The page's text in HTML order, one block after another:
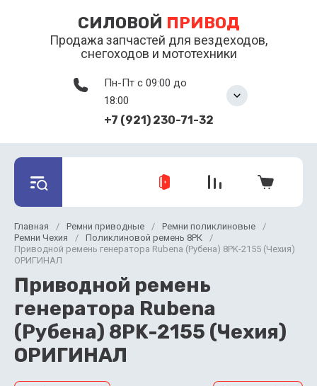
СИЛОВОЙ ПРИВОД
Продажа запчастей для вездеходов,
снегоходов и мототехники
Пн-Пт с 09:00 до
18:00
+7 (921) 230-71-32
Главная / Ремни приводные / Ремни поликлиновые
/
Ремни Чехия
/ Поликлиновой ремень 8РК
/
Приводной ремень генератора Rubena (Рубена) 8PK-2155 (Чехия)
ОРИГИНАЛ
Приводной ремень
генератора Rubena
(Рубена) 8PK-2155 (Чехия)
ОРИГИНАЛ